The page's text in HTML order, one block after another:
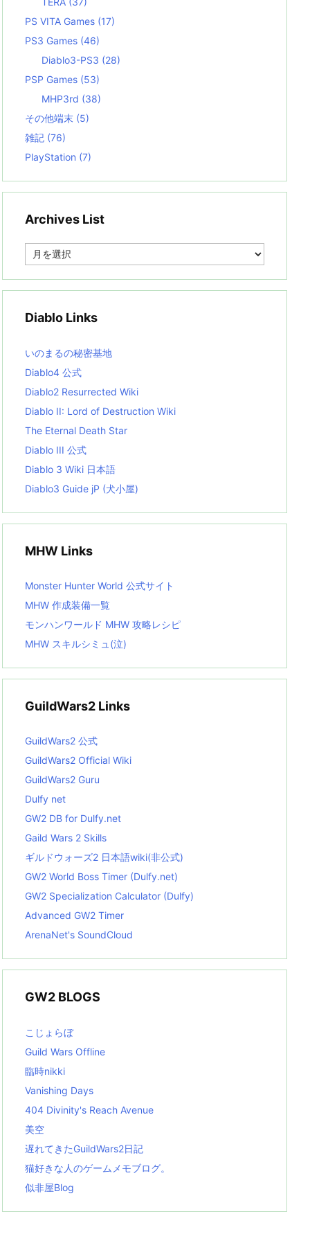
PS VITA Games (17)
PS3 Games (46)
Diablo3-PS3 (28)
PSP Games (53)
MHP3rd (38)
その他端末 (5)
雑記 (76)
PlayStation (7)
Archives List
e
i
s
t
Diablo Links
いのまるの秘密基地
Diablo4 公式
Diablo2 Resurrected Wiki
Diablo II: Lord of Destruction Wiki
The Eternal Death Star
Diablo III 公式
Diablo 3 Wiki 日本語
Diablo3 Guide jP (犬小屋)
MHW Links
Monster Hunter World 公式サイト
MHW 作成装備一覧
モンハンワールド MHW 攻略レシピ
MHW スキルシミュ(泣)
GuildWars2 Links
GuildWars2 公式
GuildWars2 Official Wiki
GuildWars2 Guru
Dulfy net
GW2 DB for Dulfy.net
Gaild Wars 2 Skills
ギルドウォーズ2 日本語wiki(非公式)
GW2 World Boss Timer (Dulfy.net)
GW2 Specialization Calculator (Dulfy)
Advanced GW2 Timer
ArenaNet's SoundCloud
GW2 BLOGS
こじょらぼ
Guild Wars Offline
臨時nikki
Vanishing Days
404 Divinity's Reach Avenue
美空
遅れてきたGuildWars2日記
猫好きな人のゲームメモブログ。
似非屋Blog